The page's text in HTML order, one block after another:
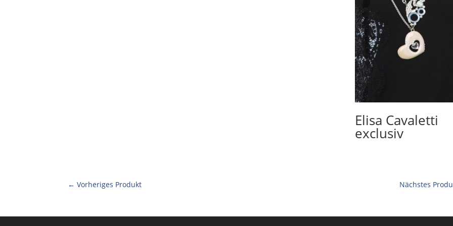
Elisa Cavaletti
exclusiv
← Vorheriges Produkt Nächstes